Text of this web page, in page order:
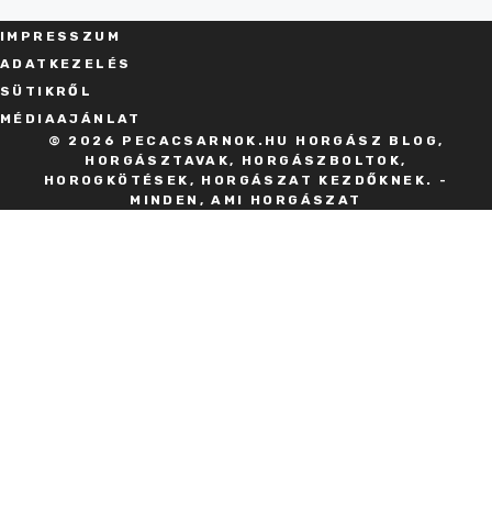
IMPRESSZU M
ADATKEZELÉS
SÜT IKRŐL
MÉDIAAJÁNLAT
© 2026 PECACSARNOK.HU HORGÁSZ BLOG,
HORGÁSZTAVAK, HORGÁSZBOLTOK,
HOROGKÖTÉSEK, HORGÁSZAT KEZDŐKNEK. -
MINDEN, AMI HORGÁSZAT